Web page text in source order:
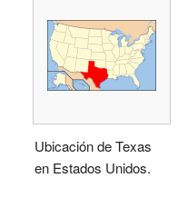
Ubicación de Texas
en Estados Unidos.